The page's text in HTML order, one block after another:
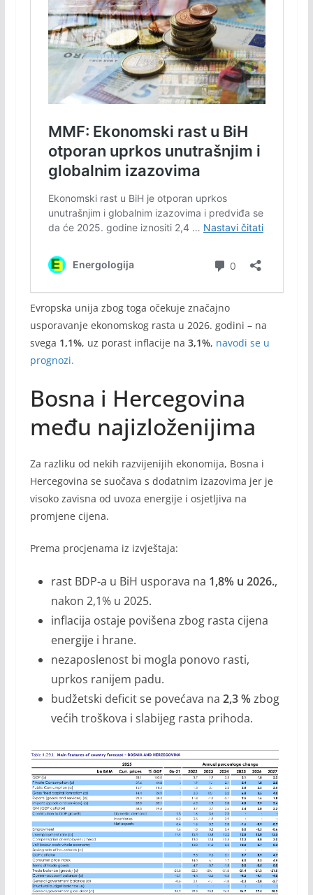
Evropska unija zbog toga očekuje značajno
usporavanje ekonomskog rasta u 2026. godini – na
svega 1,1%, uz porast inflacije na 3,1%, navodi se u
prognozi.
Bosna i Hercegovina
među najizloženijima
Za razliku od nekih razvijenijih ekonomija, Bosna i
Hercegovina se suočava s dodatnim izazovima jer je
visoko zavisna od uvoza energije i osjetljiva na
promjene cijena.
Prema procjenama iz izvještaja:
rast BDP-a u BiH usporava na 1,8% u 2026.,
nakon 2,1% u 2025.
inflacija ostaje povišena zbog rasta cijena
energije i hrane.
nezaposlenost bi mogla ponovo rasti,
uprkos ranijem padu.
budžetski deficit se povećava na 2,3 %zbog
većih troškova i slabijeg rasta prihoda.